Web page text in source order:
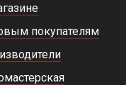
покупателям